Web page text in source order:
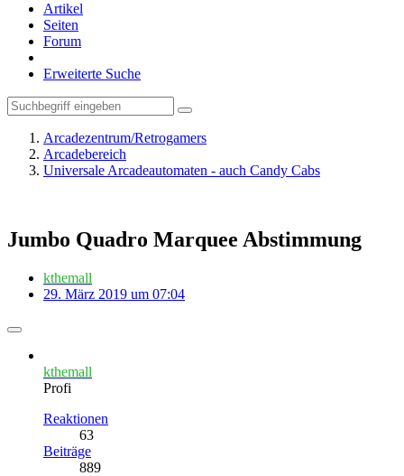
Artikel
Seiten
Forum
Erweiterte Suche
Arcadezentrum/Retrogamers
Arcadebereich
Universale Arcadeautomaten - auch Candy Cabs
Jumbo Quadro Marquee Abstimmung
kthemall
29. März 2019 um 07:04
kthemall
Profi
Reaktionen
63
Beiträge
889